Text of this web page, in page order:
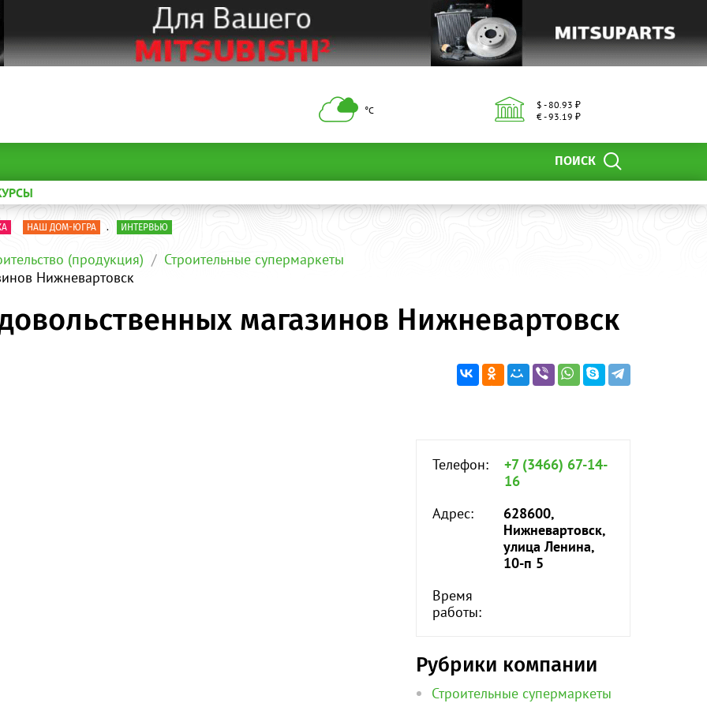
°С
$ - 80.93 ₽
€ - 93.19 ₽
ПОИСК
НАШ ДОМ-ЮГРА . ИНТЕРВЬЮ
(продукция)
Строительные супермаркеты
Нижневартовск
магазинов Нижневартовск
Телефон:
+7 (3466) 67-14-
16
Адрес:
628600,
Нижневартовск,
улица Ленина,
10-п 5
Время
работы:
Рубрики компании
Строительные супермаркеты